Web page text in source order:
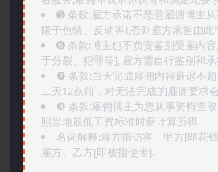
➎ 条款:雇方承诺不恶意雇佣博主
限于色情、反动等],否则雇方承担由此
➏️ 条款:博主也不负责鉴别受雇内
于分裂、犯罪等], 雇方需自行鉴别和
❼ 条款:白天完成雇佣内容最迟不
二天12点前，对无法完成的雇佣要求
❽ 条款:雇佣博主为您从事资料查
照当地最低工资标准时薪计算所得.
名词解释:雇方指访客、甲方[即花
雇方、乙方[即被指使者].